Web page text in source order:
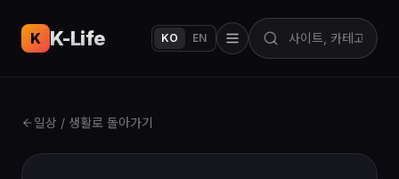
K K-Life KO EN
일상 / 생활로 돌아가기